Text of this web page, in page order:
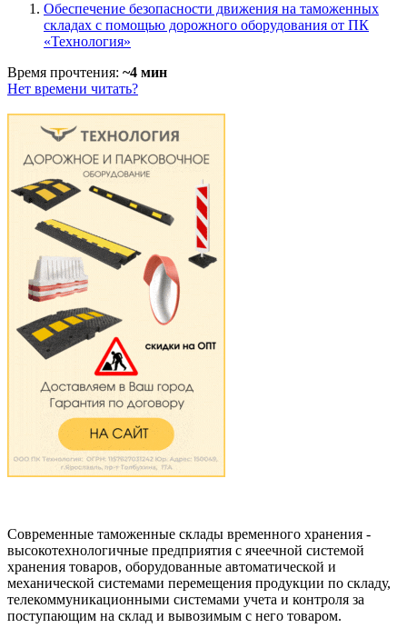
Обеспечение безопасности движения на таможенных
складах с помощью дорожного оборудования от ПК
«Технология»
Время прочтения: ~4 мин
Нет времени читать?
Современные таможенные склады временного хранения -
высокотехнологичные предприятия с ячеечной системой
хранения товаров, оборудованные автоматической и
механической системами перемещения продукции по складу,
телекоммуникационными системами учета и контроля за
поступающим на склад и вывозимым с него товаром.